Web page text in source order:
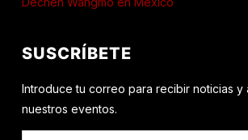
SUSCRÍBETE
Introduce tu correo para recibir noticias y
nuestros eventos.